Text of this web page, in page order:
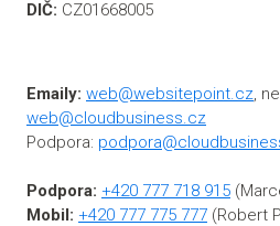
DIČ: CZ01668005
Emaily: web@websitepoint.cz,
web@cloudbusiness.cz
Podpora:
Podpora: +420 777 718 915
Mobil: +420 777 775 777 (Robert